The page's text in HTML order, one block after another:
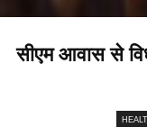
सीएम आवास से